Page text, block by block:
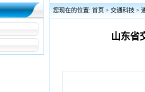
通知公告 综合新闻 政务信息
局长信箱
您现在的位置: 首页 > 交通科技 >
山东省